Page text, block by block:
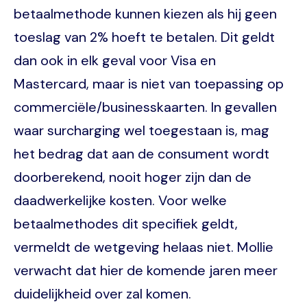
betaalmethode kunnen kiezen als hij geen
toeslag van 2% hoeft te betalen. Dit geldt
dan ook in elk geval voor Visa en
Mastercard, maar is niet van toepassing op
commerciële/businesskaarten. In gevallen
waar surcharging wel toegestaan is, mag
het bedrag dat aan de consument wordt
doorberekend, nooit hoger zijn dan de
daadwerkelijke kosten. Voor welke
betaalmethodes dit specifiek geldt,
vermeldt de wetgeving helaas niet. Mollie
verwacht dat hier de komende jaren meer
duidelijkheid over zal komen.